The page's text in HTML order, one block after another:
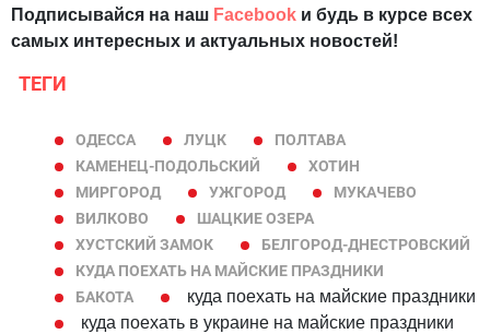
Подписывайся на наш Facebook и будь в курсе всех
самых интересных и актуальных новостей!
ТЕГИ
ОДЕССА ЛУЦК
ПОЛТАВА
КАМЕНЕЦ-ПОДОЛЬСКИЙ
ХОТИН
МИРГОРОД
УЖГОРОД
МУКАЧЕВО
ВИЛКОВО
ШАЦКИЕ ОЗЕРА
ХУСТСКИЙ ЗАМОК
БЕЛГОРОД-ДНЕСТРОВСКИЙ
КУДА ПОЕХАТЬ НА МАЙСКИЕ ПРАЗДНИКИ
БАКОТА
куда поехать на майские праздники
куда поехать в украине на майские праздники